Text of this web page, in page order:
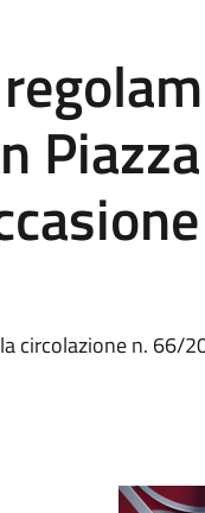
circolazione n. 66/